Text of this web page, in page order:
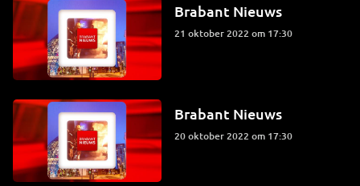
Brabant Nieuws
21 oktober 2022 om 17:30
Brabant Nieuws
20 oktober 2022 om 17:30